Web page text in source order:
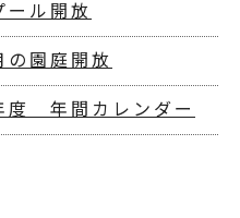
ール開放
の園庭開放
度 年間カレンダー